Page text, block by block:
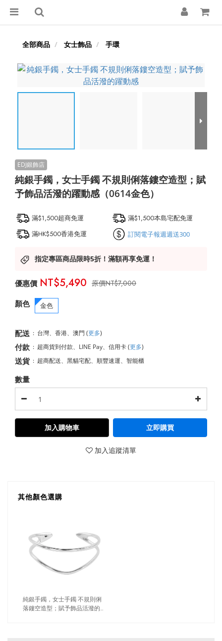
全部商品 女士飾品 手環
純銀手鐲，女士手鐲 不規則俐落鏤空造型；賦
予飾品活潑的躍動感（0614金色）
滿$1,500超商免運
滿$1,500本島宅配免運
滿HK$500香港免運
訂閱電子報週週送300
指定專區商品限時5折！滿額再享免運！
NT$7,000
NT$5,490
顏色 金色
配送 : 台灣、香港、澳門 (更多)
付款 : 超商貨到付款、LINE Pay、信用卡(更多)
送貨 : 超商配送、黑貓宅配、順豐速運、智能櫃
數量
加入購物車 立即購買
加入追蹤清單
其他顏色選購
純銀手鐲，女士手鐲 不規則俐
落鏤空造型；賦予飾品活潑的躍